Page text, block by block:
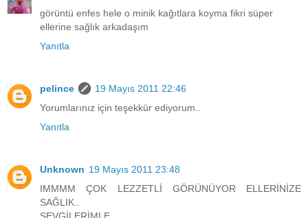
görüntü enfes hele o minik kağıtlara koyma fikri süper
ellerine sağlık arkadaşım
Yanıtla
pelince
19 Mayıs 2011 22:46
Yorumlarınız için teşekkür ediyorum..
Yanıtla
Unknown 19 Mayıs 2011 23:48
IMMMM ÇOK LEZZETLİ GÖRÜNÜYOR ELLERİNİZE
SAĞLIK..